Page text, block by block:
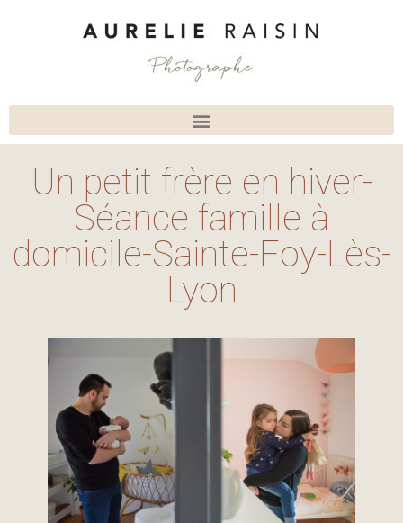
Un petit frère en hiver-
Séance famille à
domicile-Sainte-Foy-Lès-
Lyon